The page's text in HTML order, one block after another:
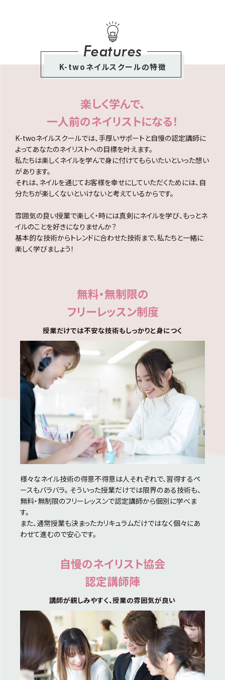
Features
K-twoネイルスクールの特徴
楽しく学んで、
一人前のネイリストになる！
K-twoネイルスクールでは、手厚いサポートと自慢の認定講師に
よってあなたのネイリストへの目標を叶えます。
私たちは楽しくネイルを学んで身に付けてもらいたいといった想い
があります。
それは、ネイルを通じてお客様を幸せにしていただくためには、自
分たちが楽しくないといけないと考えているからです。
雰囲気の良い授業で楽しく・時には真剣にネイルを学び、もっとネ
イルのことを好きになりませんか？
基本的な技術からトレンドに合わせた技術まで、私たちと一緒に
楽しく学びましょう！
無料・無制限の
フリーレッスン制度
授業だけでは不安な技術もしっかりと身につく
様々なネイル技術の得意不得意は人それぞれで、習得するペ
ースもバラバラ。 そういった授業だけでは限界のある技術も、
無料・無制限のフリーレッスンで認定講師から個別に学べま
す。
また、通常授業も決まったカリキュラムだけではなく個々にあ
わせて進むので安心です。
自慢のネイリスト協会
認定講師陣
講師が親しみやすく、授業の雰囲気が良い